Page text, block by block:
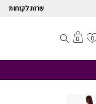
שרות לקוחות
0 0